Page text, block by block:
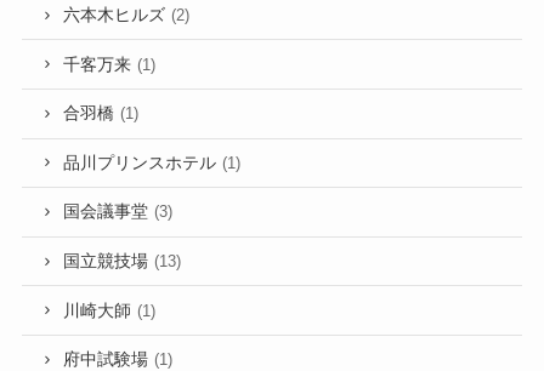
六本木ヒルズ (2)
千客万来 (1)
合羽橋 (1)
品川プリンスホテル (1)
国会議事堂 (3)
国立競技場 (13)
川崎大師 (1)
府中試験場 (1)